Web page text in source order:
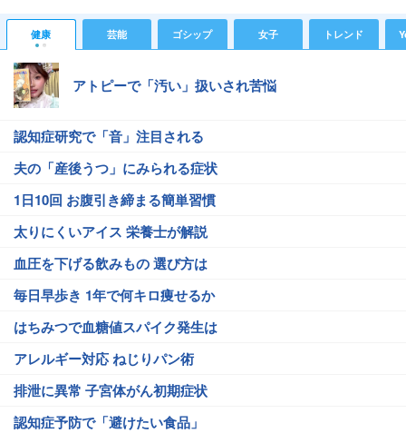
健康 芸能 ゴシップ 女子 トレンド
アトピーで「汚い」扱いされ苦悩
認知症研究で「音」注目される
夫の「産後うつ」にみられる症状
1日10回 お腹引き締まる簡単習慣
太りにくいアイス 栄養士が解説
血圧を下げる飲みもの 選び方は
毎日早歩き 1年で何キロ痩せるか
はちみつで血糖値スパイク発生は
アレルギー対応 ねじりパン術
排泄に異常 子宮体がん初期症状
認知症予防で「避けたい食品」